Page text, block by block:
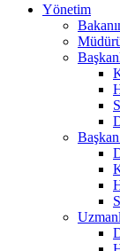
Yönetim
Başkan